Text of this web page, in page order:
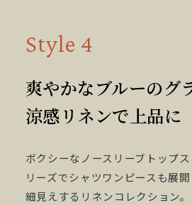
Style 4
爽やかなブルーのグ
涼感リネンで上品に
ボクシーなノースリーブトップ
リーズでシャツワンピースも展
細見えするリネンコレクション